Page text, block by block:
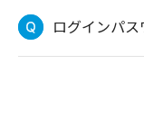
ログインパ